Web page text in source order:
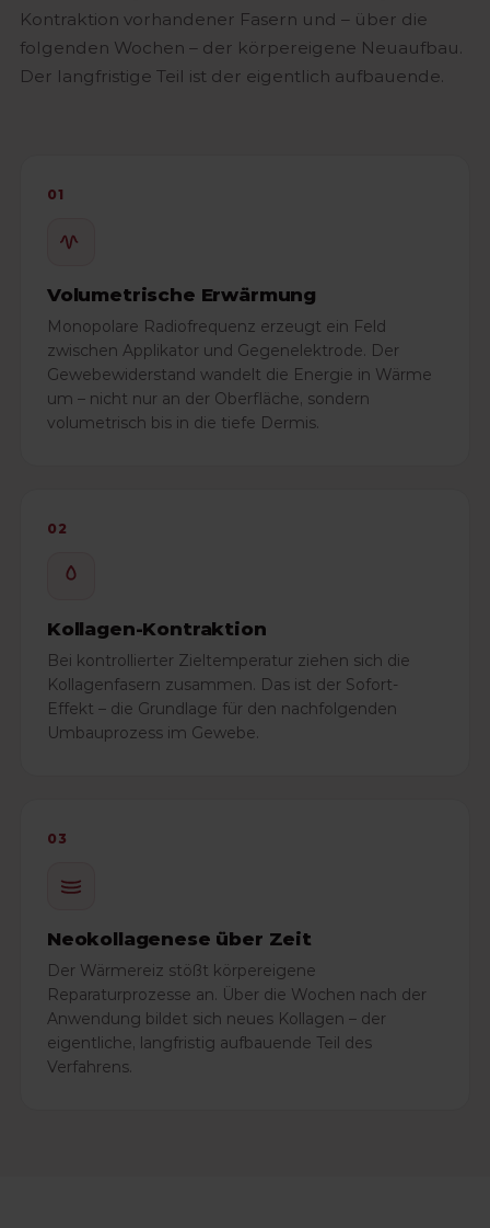
Kontraktion vorhandener Fasern und – über die
folgenden Wochen – der körpereigene Neuaufbau.
Der langfristige Teil ist der eigentlich aufbauende.
01
Volumetrische Erwärmung
Monopolare Radiofrequenz erzeugt ein Feld
zwischen Applikator und Gegenelektrode. Der
Gewebewiderstand wandelt die Energie in Wärme
um – nicht nur an der Oberfläche, sondern
volumetrisch bis in die tiefe Dermis.
02
Kollagen-Kontraktion
Bei kontrollierter Zieltemperatur ziehen sich die
Kollagenfasern zusammen. Das ist der Sofort-
Effekt – die Grundlage für den nachfolgenden
Umbauprozess im Gewebe.
03
Neokollagenese über Zeit
Der Wärmereiz stößt körpereigene
Reparaturprozesse an. Über die Wochen nach der
Anwendung bildet sich neues Kollagen – der
eigentliche, langfristig aufbauende Teil des
Verfahrens.